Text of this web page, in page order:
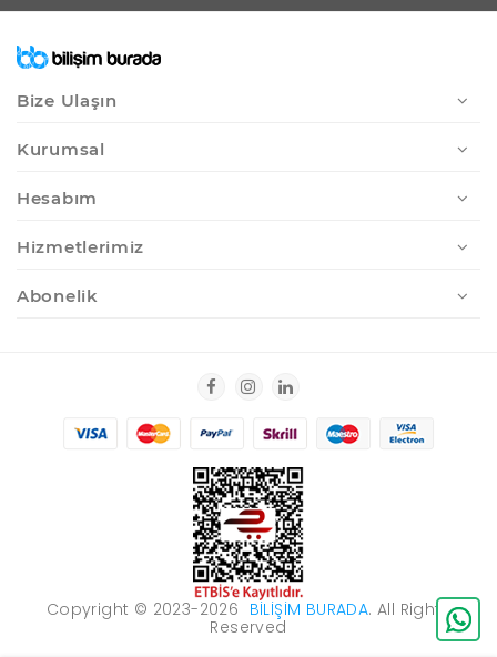
Bize Ulaşın
Kurumsal
Hesabım
Hizmetlerimiz
Abonelik
Copyright © 2023-2026 BILIŞIM BURADA. All Rights
Reserved